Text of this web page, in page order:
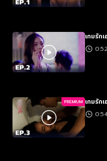
เกมรัก
PREMIUM เกมรัก